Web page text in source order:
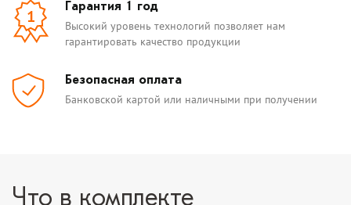
1 Гарантия 1 год
Высокий уровень технологий позволяет нам
гарантировать качество продукции
Безопасная оплата
Банковской картой или наличными при получении
Что в комплекте